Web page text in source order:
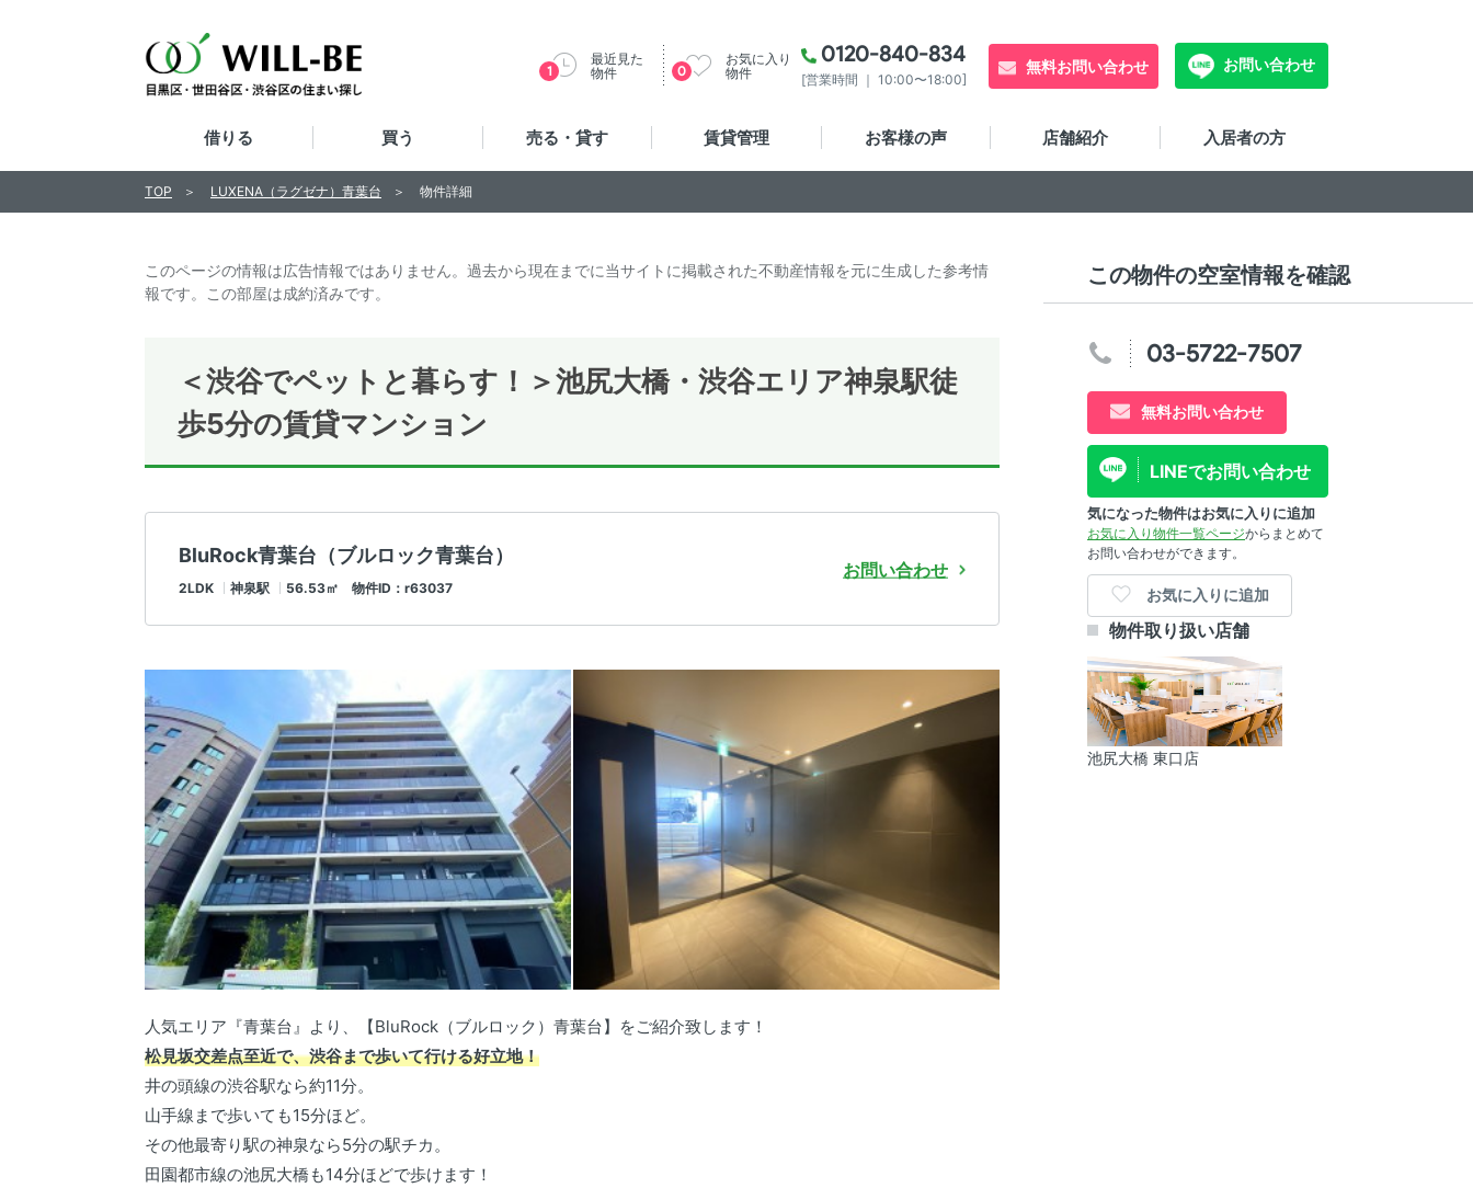
0120-840-834
[営業時間 ｜ 10:00〜18:00]
無料お問い合わせ お問い合わせ
最近見た
物件
1
お気に入り
物件
0
借りる 買う 売る・貸す 賃貸管理 お客様の声 店舗紹介 入居者の方
このページの情報は広告情報ではありません。過去から現在までに当サイトに掲載された不動産情報を元に生成した参考情
報です。この部屋は成約済みです。
＜渋谷でペットと暮らす！＞池尻大橋・渋谷エリア神泉駅徒
歩5分の賃貸マンション
BluRock青葉台（ブルロック青葉台）
2LDK 神泉駅 56.53㎡ 物件ID：r63037
お問い合わせ
人気エリア『青葉台』より、【BluRock（ブルロック）青葉台】をご紹介致します！
松見坂交差点至近で、渋谷まで歩いて行ける好立地！
井の頭線の渋谷駅なら約11分。
山手線まで歩いても15分ほど。
その他最寄り駅の神泉なら5分の駅チカ。
田園都市線の池尻大橋も14分ほどで歩けます！
この物件の空室情報を確認
03-5722-7507
無料お問い合わせ
LINEでお問い合わせ
気になった物件はお気に入りに追加
お気に入り物件一覧ページからまとめて
お問い合わせができます。
お気に入りに追加
物件取り扱い店舗
池尻大橋 東口店
TOP LUXENA（ラグゼナ）青葉台 物件詳細